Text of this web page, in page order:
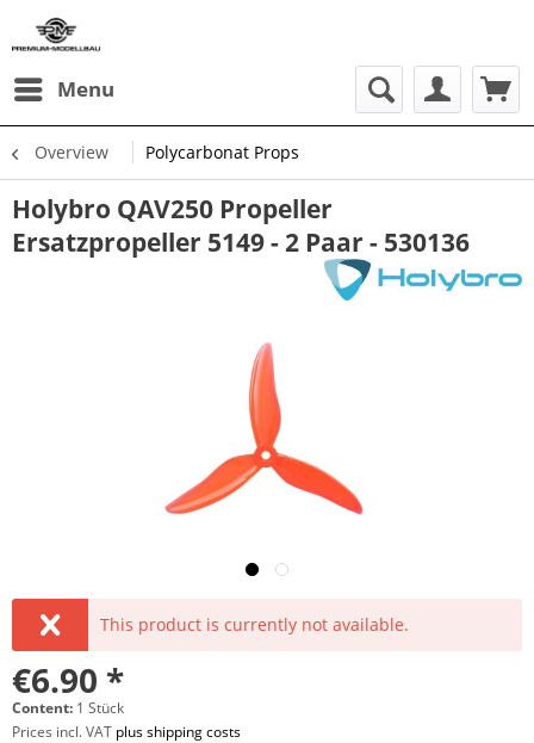
Menu
Overview Polycarbonat Props
Holybro QAV250 Propeller
Ersatzpropeller 5149 - 2 Paar - 530136
This product is currently not available.
€6.90 *
Content: 1 Stück
Prices incl. VAT plus shipping costs